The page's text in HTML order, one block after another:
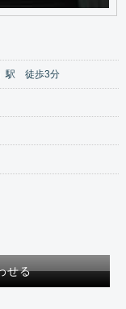
駅 徒歩3分
せる